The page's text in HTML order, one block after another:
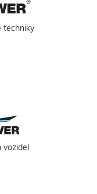
techniky
vozidel